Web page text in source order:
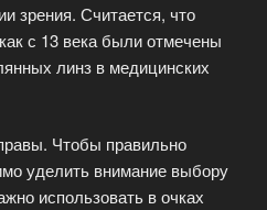
зрения. Считается, что
с 13 века были отмечены
линз в медицинских
Чтобы правильно
уделить внимание выбору
использовать в очках